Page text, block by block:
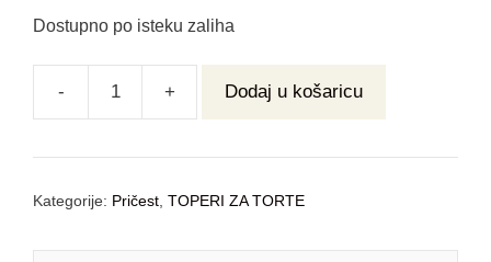
Dostupno po isteku zaliha
- + Dodaj u košaricu
Kategorije: Pričest TOPERI ZA TORTE